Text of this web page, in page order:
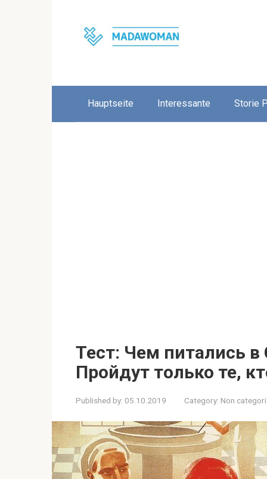
Hauptseite Interessante Storie
Тест: Чем питались
Пройдут только те,
Published by: 05.10.2019 Category: Non